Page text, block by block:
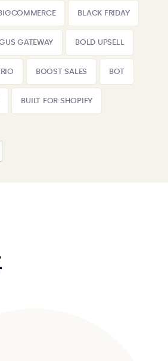
BLACK FRIDAY
GATEWAY BOLD UPSELL
BOOST SALES BOT
BUILT FOR SHOPIFY